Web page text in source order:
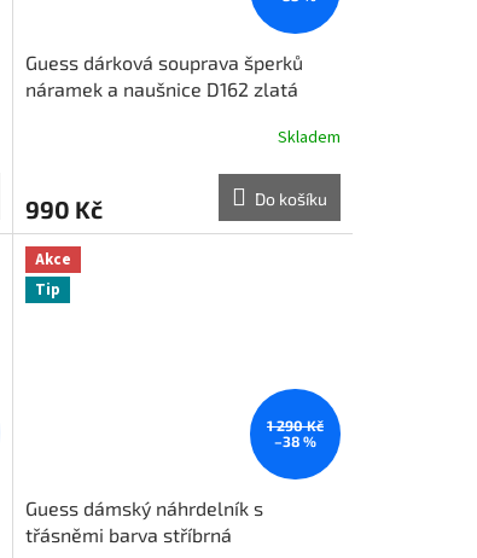
Guess dárková souprava šperků
náramek a naušnice D162 zlatá
Skladem
990 Kč Do košíku
Akce
Tip
1 290 Kč
–38 %
Guess dámský náhrdelník s
třásněmi barva stříbrná